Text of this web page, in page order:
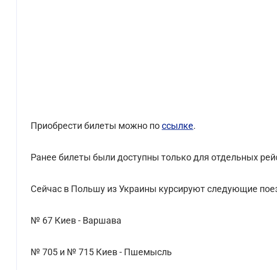
Приобрести билеты можно поссылке.
Ранее билеты были доступны только для отдельных
Сейчас в Польшу из Украины курсируют следующие
№ 67 Киев - Варшава
№ 705 и № 715 Киев - Пшемысль